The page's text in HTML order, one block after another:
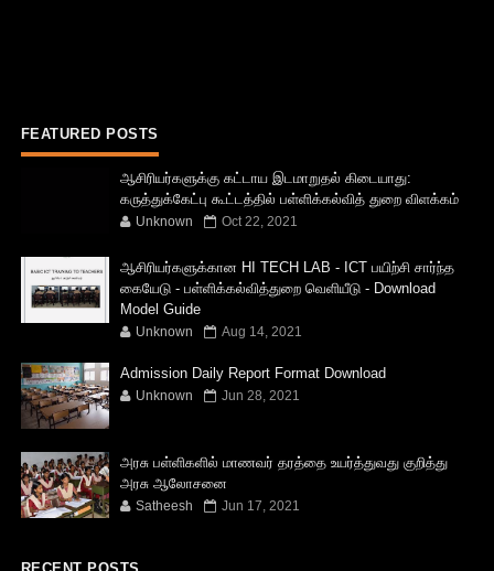
FEATURED POSTS
ஆசிரியர்களுக்கு கட்டாய இடமாறுதல் கிடையாது:
கருத்துக்கேட்பு கூட்டத்தில் பள்ளிக்கல்வித் துறை விளக்கம்
Unknown Oct 22, 2021
ஆசிரியர்களுக்கான HI TECH LAB - ICT பயிற்சி சார்ந்த
கையேடு - பள்ளிக்கல்வித்துறை வெளியீடு - Download
Model Guide
Unknown Aug 14, 2021
Admission Daily Report Format Download
Unknown Jun 28, 2021
அரசு பள்ளிகளில் மாணவர் தரத்தை உயர்த்துவது குறித்து
அரசு ஆலோசனை
Satheesh Jun 17, 2021